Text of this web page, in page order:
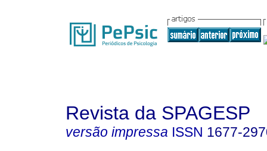
Revista da SPAGESP
versão impressa ISSN 1677-